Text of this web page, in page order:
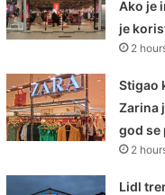
Ako je
je
2
Stigao
Zarina
god se
2
Lidl